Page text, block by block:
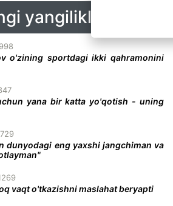
yangiliklar
o'zining sportdagi ikki qahramonini
yana bir katta yo'qotish - uning
dunyodagi eng yaxshi jangchiman va
vaqt o'tkazishni maslahat beryapti